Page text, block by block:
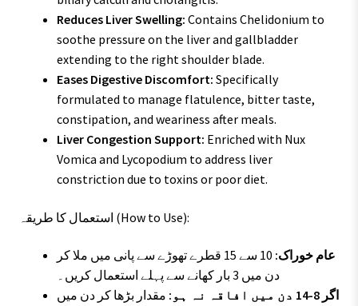
Reduces Liver Swelling: Contains Chelidonium to
soothe pressure on the liver and gallbladder
extending to the right shoulder blade.
Eases Digestive Discomfort: Specifically
formulated to manage flatulence, bitter taste,
constipation, and weariness after meals.
Liver Congestion Support: Enriched with Nux
Vomica and Lycopodium to address liver
constriction due to toxins or poor diet.
استعمال کا طریقہ (How to Use):
عام خوراک:
10 سے 15 قطرے تھوڑے سے پانی میں ملا کر
دن میں 3 بار کھانے سے پہلے استعمال کریں۔
اگر 8-14 دن میں افاقہ نہ ہو:
مقدار بڑھا کر دن میں